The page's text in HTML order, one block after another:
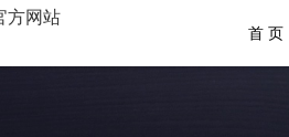
方网站
首 页